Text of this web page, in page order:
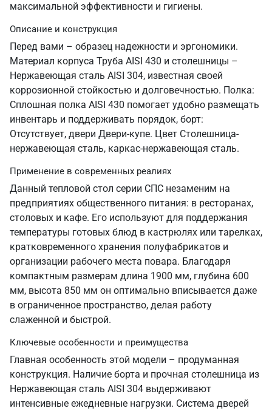
максимальной эффективности и гигиены.
Описание и конструкция
Перед вами – образец надежности и эргономики.
Материал корпуса Труба AISI 430 и столешницы –
Нержавеющая сталь AISI 304, известная своей
коррозионной стойкостью и долговечностью. Полка:
Сплошная полка AISI 430 помогает удобно размещать
инвентарь и поддерживать порядок, борт:
Отсутствует, двери Двери-купе. Цвет Столешница-
нержавеющая сталь, каркас-нержавеющая сталь.
Применение в современных реалиях
Данный тепловой стол серии СПС незаменим на
предприятиях общественного питания: в ресторанах,
столовых и кафе. Его используют для поддержания
температуры готовых блюд в кастрюлях или тарелках,
кратковременного хранения полуфабрикатов и
организации рабочего места повара. Благодаря
компактным размерам длина 1900 мм, глубина 600
мм, высота 850 мм он оптимально вписывается даже
в ограниченное пространство, делая работу
слаженной и быстрой.
Ключевые особенности и преимущества
Главная особенность этой модели – продуманная
конструкция. Наличие борта и прочная столешница из
Нержавеющая сталь AISI 304 выдерживают
интенсивные ежедневные нагрузки. Система дверей